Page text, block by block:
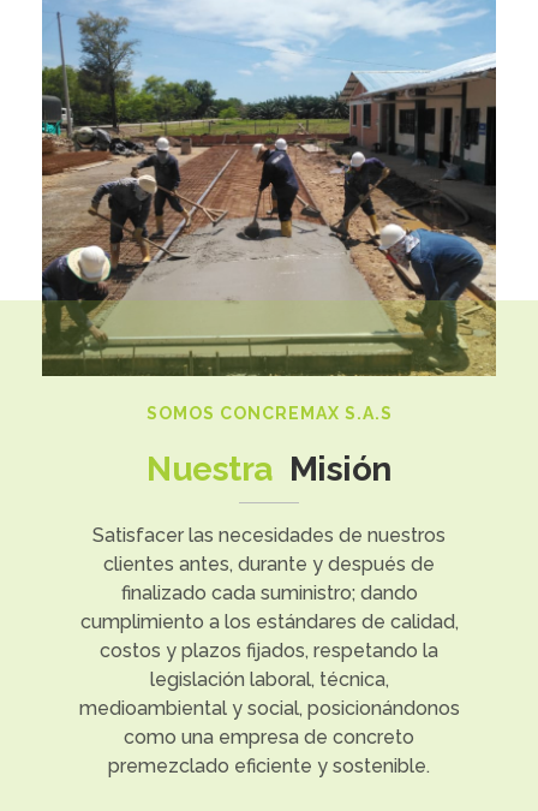
SOMOS CONCREMAX S.A.S
Nuestra Misión
Satisfacer las necesidades de nuestros
clientes antes, durante y después de
finalizado cada suministro; dando
cumplimiento a los estándares de calidad,
costos y plazos fijados, respetando la
legislación laboral, técnica,
medioambiental y social, posicionándonos
como una empresa de concreto
premezclado eficiente y sostenible.